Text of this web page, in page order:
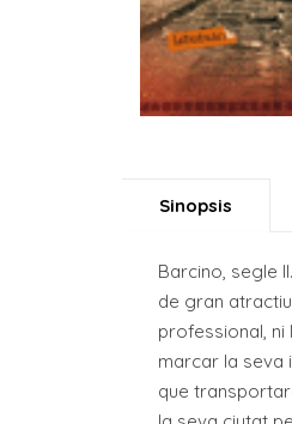
Sinopsis
Barcino, segle
de gran
professional,
marcar la seva
que